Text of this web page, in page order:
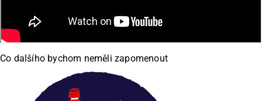
Co dalšího bychom neměli zapomenout